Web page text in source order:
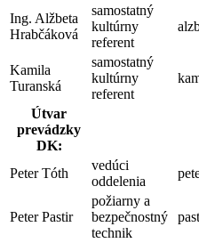
Ing. Alžbeta
Hrabčáková
samostatný
kultúrny
referent
Kamila
Turanská
samostatný
kultúrny
referent
Útvar
prevádzky
DK:
Peter Tóth
vedúci
oddelenia
Peter Pastir
požiarny a
bezpečnostný
technik